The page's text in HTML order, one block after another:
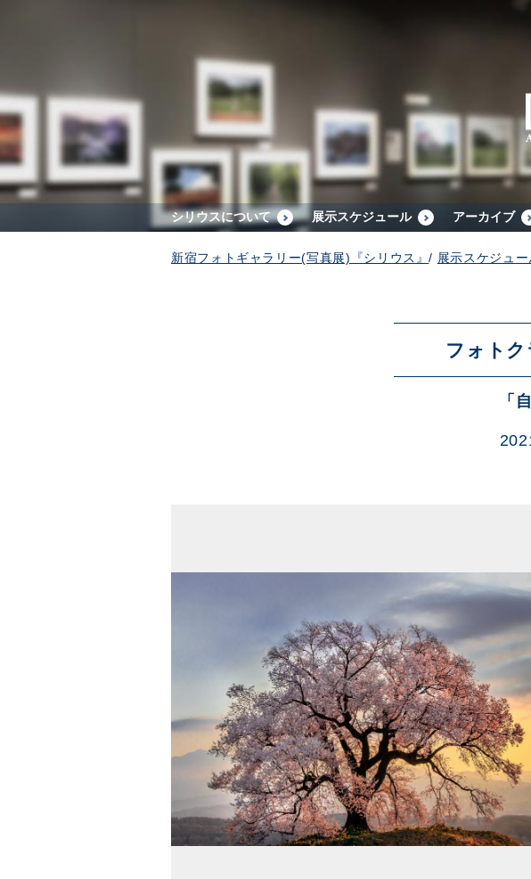
シリウスについて 展示スケジュール アーカイブ
新宿フォトギャラリー(写真展)『シリウス』/ 展示スケジュー
フォト
「
展示スケジュー
アーカイブ
展示のお申し込